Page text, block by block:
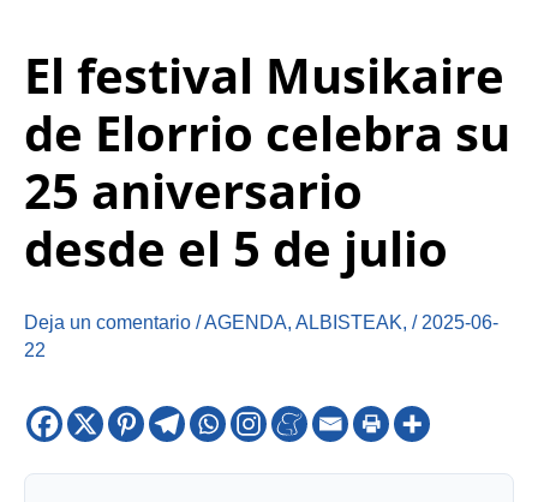
El festival Musikaire
de Elorrio celebra su
25 aniversario
desde el 5 de julio
Deja un comentario /AGENDA, ALBISTEAK, / 2025-06-
22